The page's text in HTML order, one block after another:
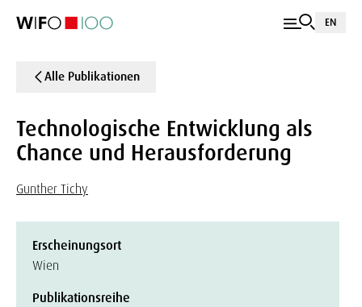
EN
Alle Publikationen
Technologische Entwicklung als
Chance und Herausforderung
Gunther Tichy
Erscheinungsort
Wien
Publikationsreihe